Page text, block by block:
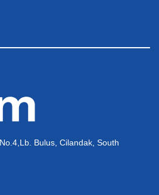
Bulus, Cilandak, South